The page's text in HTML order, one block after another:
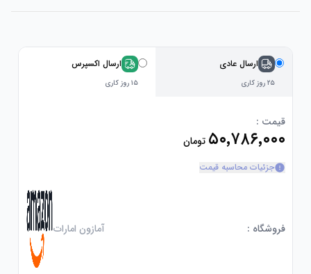
ارسال عادی
۲۵ روز کاری
ارسال اکسپرس
۱۵ روز کاری
قیمت :
۵۰٬۷۸۶٬۰۰۰ تومان
جزئیات محاسبه قیمت
فروشگاه : آمازون امارات